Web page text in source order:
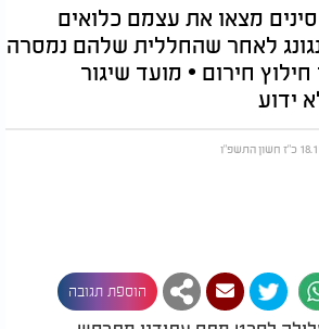
מצאו את עצמם כלואים
לאחר שהחללית שלהם נמסרה
חירום • מועד שיגור
ידוע
התשפ"ו
הוספת תגובה